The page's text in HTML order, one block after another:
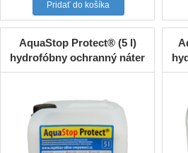
Pridať do košíka
AquaStop Protect® (5 l)
hydrofóbny ochranný náter